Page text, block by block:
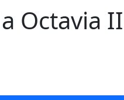
Octavia